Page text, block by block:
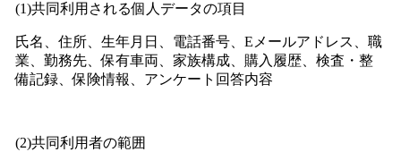
(1)共同利用される個人データの項目
氏名、住所、生年月日、電話番号、Eメールアドレス、職
業、勤務先、保有車両、家族構成、購入履歴、検査・整
備記録、保険情報、アンケート回答内容
(2)共同利用者の範囲